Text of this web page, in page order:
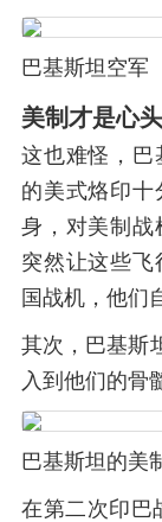
巴基斯坦空军
美制才是心
这也难怪，巴
的美式烙印十
身，对美制战
突然让这些飞
国战机，他们
其次，巴基斯
入到他们的骨
巴基斯坦的美
在第二次印巴